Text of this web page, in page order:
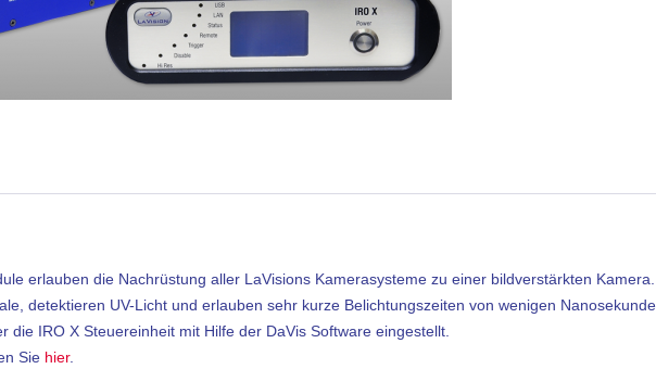
erlauben die Nachrüstung aller LaVisions Kamerasysteme zu einer bildverstärkten Kamera.
detektieren UV-Licht und erlauben sehr kurze Belichtungszeiten von wenigen
die IRO X Steuereinheit mit Hilfe der DaVis Software eingestellt.
Sie hier.